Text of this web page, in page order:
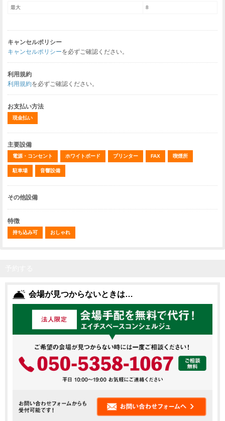
最大 8
キャンセルポリシー
キャンセルポリシーを必ずご確認ください。
利用規約
利用規約を必ずご確認ください。
お支払い方法
現金払い
主要設備
電源・コンセント ホワイトボード プリンター FAX 喫煙所
駐車場 音響設備
その他設備
特徴
持ち込み可 おしゃれ
会場が見つからないときは…